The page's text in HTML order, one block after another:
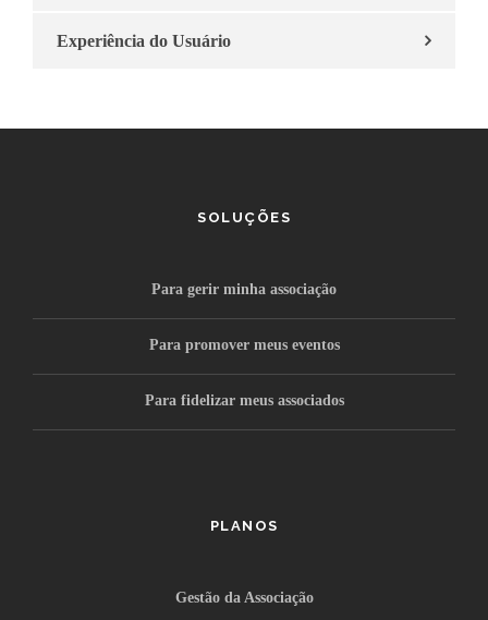
Experiência do Usuário
SOLUÇÕES
Para gerir minha associação
Para promover meus eventos
Para fidelizar meus associados
PLANOS
Gestão da Associação